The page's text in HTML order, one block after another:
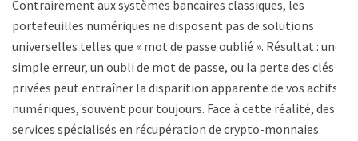
Contrairement aux systèmes bancaires classiques, les
portefeuilles numériques ne disposent pas de solutions
universelles telles que « mot de passe oublié ». Résultat : une
simple erreur, un oubli de mot de passe, ou la perte des clés
privées peut entraîner la disparition apparente de vos actifs
numériques, souvent pour toujours. Face à cette réalité, des
services spécialisés en récupération de crypto-monnaies